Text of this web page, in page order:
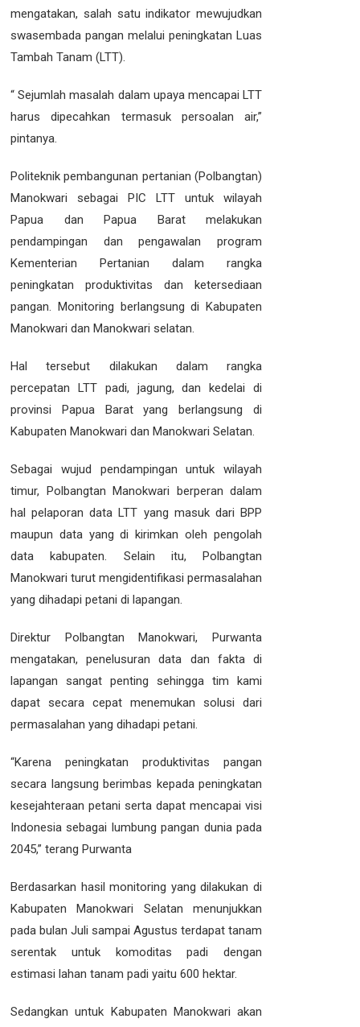
mengatakan, salah satu indikator mewujudkan
swasembada pangan melalui peningkatan Luas
Tambah Tanam (LTT).
“ Sejumlah masalah dalam upaya mencapai LTT
harus dipecahkan termasuk persoalan air,”
pintanya.
Politeknik pembangunan pertanian (Polbangtan)
Manokwari sebagai PIC LTT untuk wilayah
Papua dan Papua Barat melakukan
pendampingan dan pengawalan program
Kementerian Pertanian dalam rangka
peningkatan produktivitas dan ketersediaan
pangan. Monitoring berlangsung di Kabupaten
Manokwari dan Manokwari selatan.
Hal tersebut dilakukan dalam rangka
percepatan LTT padi, jagung, dan kedelai di
provinsi Papua Barat yang berlangsung di
Kabupaten Manokwari dan Manokwari Selatan.
Sebagai wujud pendampingan untuk wilayah
timur, Polbangtan Manokwari berperan dalam
hal pelaporan data LTT yang masuk dari BPP
maupun data yang di kirimkan oleh pengolah
data kabupaten. Selain itu, Polbangtan
Manokwari turut mengidentifikasi permasalahan
yang dihadapi petani di lapangan.
Direktur Polbangtan Manokwari, Purwanta
mengatakan, penelusuran data dan fakta di
lapangan sangat penting sehingga tim kami
dapat secara cepat menemukan solusi dari
permasalahan yang dihadapi petani.
“Karena peningkatan produktivitas pangan
secara langsung berimbas kepada peningkatan
kesejahteraan petani serta dapat mencapai visi
Indonesia sebagai lumbung pangan dunia pada
2045,” terang Purwanta
Berdasarkan hasil monitoring yang dilakukan di
Kabupaten Manokwari Selatan menunjukkan
pada bulan Juli sampai Agustus terdapat tanam
serentak untuk komoditas padi dengan
estimasi lahan tanam padi yaitu 600 hektar.
Sedangkan untuk Kabupaten Manokwari akan